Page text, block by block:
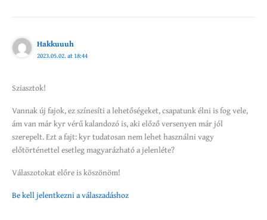
Hakkuuuh
2023.05.02. at 18:44
Sziasztok!
Vannak új fajok, ez színesíti a lehetőségeket, csapatunk élni is fog vele,
ám van már kyr vérű kalandozó is, aki előző versenyen már jól
szerepelt. Ezt a fajt: kyr tudatosan nem lehet használni vagy
előtörténettel esetleg magyarázható a jelenléte?
Válaszotokat előre is köszönöm!
Be kell jelentkezni a válaszadáshoz